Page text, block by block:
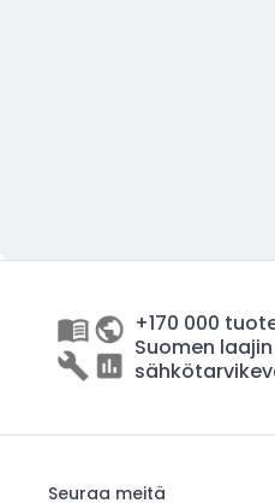
+170 000
Suomen laajin
Seuraa meitä